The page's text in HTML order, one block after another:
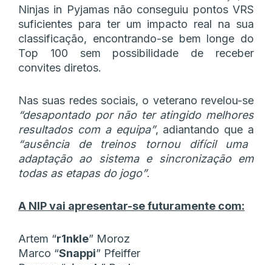
Ninjas in Pyjamas não conseguiu pontos VRS
suficientes para ter um impacto real na sua
classificação, encontrando-se bem longe do
Top 100 sem possibilidade de receber
convites diretos.
Nas suas redes sociais, o veterano revelou-se
“desapontado por não ter atingido melhores
resultados com a equipa”, adiantando que a
“ausência de treinos tornou difícil uma
adaptação ao sistema e sincronização em
todas as etapas do jogo”.
A NIP vai apresentar-se futuramente com:
Artem “⁠r1nkle⁠” Moroz
Marco “⁠Snappi⁠” Pfeiffer